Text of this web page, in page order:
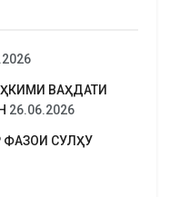
ВАҲДАТИ
26.06.2026
СУЛҲУ